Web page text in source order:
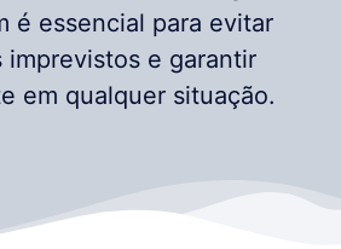
é essencial para evitar
imprevistos e garantir
em qualquer situação.